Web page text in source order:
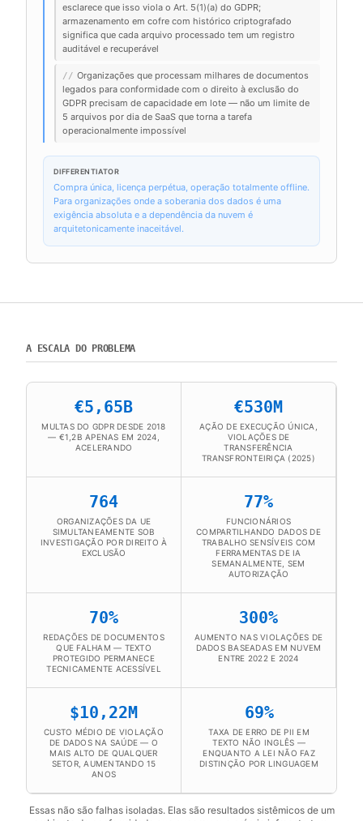
esclarece que isso viola o Art. 5(1)(a) do GDPR;
armazenamento em cofre com histórico criptografado
significa que cada arquivo processado tem um registro
auditável e recuperável
// Organizações que processam milhares de documentos
legados para conformidade com o direito à exclusão do
GDPR precisam de capacidade em lote — não um limite de
5 arquivos por dia de SaaS que torna a tarefa
operacionalmente impossível
DIFFERENTIATOR
Compra única, licença perpétua, operação totalmente offline.
Para organizações onde a soberania dos dados é uma
exigência absoluta e a dependência da nuvem é
arquitetonicamente inaceitável.
A ESCALA DO PROBLEMA
€5,65B
MULTAS DO GDPR DESDE 2018
— €1,2B APENAS EM 2024,
ACELERANDO
€530M
AÇÃO DE EXECUÇÃO ÚNICA,
VIOLAÇÕES DE
TRANSFERÊNCIA
TRANSFRONTEIRIÇA (2025)
764
ORGANIZAÇÕES DA UE
SIMULTANEAMENTE SOB
INVESTIGAÇÃO POR DIREITO À
EXCLUSÃO
77%
FUNCIONÁRIOS
COMPARTILHANDO DADOS DE
TRABALHO SENSÍVEIS COM
FERRAMENTAS DE IA
SEMANALMENTE, SEM
AUTORIZAÇÃO
70%
REDAÇÕES DE DOCUMENTOS
QUE FALHAM — TEXTO
PROTEGIDO PERMANECE
TECNICAMENTE ACESSÍVEL
300%
AUMENTO NAS VIOLAÇÕES DE
DADOS BASEADAS EM NUVEM
ENTRE 2022 E 2024
$10,22M
CUSTO MÉDIO DE VIOLAÇÃO
DE DADOS NA SAÚDE — O
MAIS ALTO DE QUALQUER
SETOR, AUMENTANDO 15
ANOS
69%
TAXA DE ERRO DE PII EM
TEXTO NÃO INGLÊS —
ENQUANTO A LEI NÃO FAZ
DISTINÇÃO POR LINGUAGEM
Essas não são falhas isoladas. Elas são resultados sistêmicos de um